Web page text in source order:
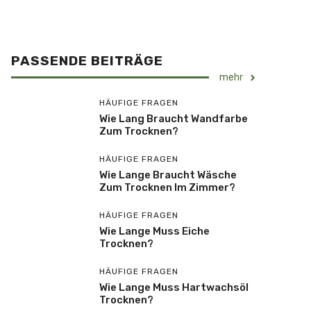
PASSENDE BEITRÄGE
mehr
HÄUFIGE FRAGEN
Wie Lang Braucht Wandfarbe
Zum Trocknen?
HÄUFIGE FRAGEN
Wie Lange Braucht Wäsche
Zum Trocknen Im Zimmer?
HÄUFIGE FRAGEN
Wie Lange Muss Eiche
Trocknen?
HÄUFIGE FRAGEN
Wie Lange Muss Hartwachsöl
Trocknen?